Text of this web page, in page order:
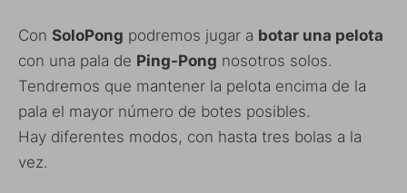
Con SoloPong podremos jugar a botar una pelota
con una pala de Ping-Pong nosotros solos.
Tendremos que mantener la pelota encima de la
pala el mayor número de botes posibles.
Hay diferentes modos, con hasta tres bolas a la
vez.